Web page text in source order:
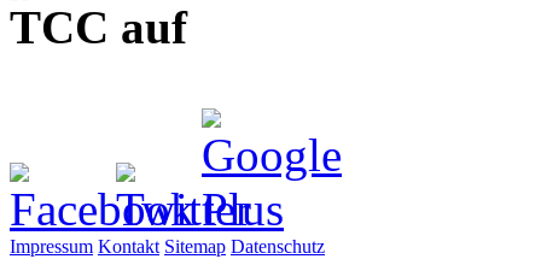
TCC auf
Impressum Kontakt Sitemap Datenschutz